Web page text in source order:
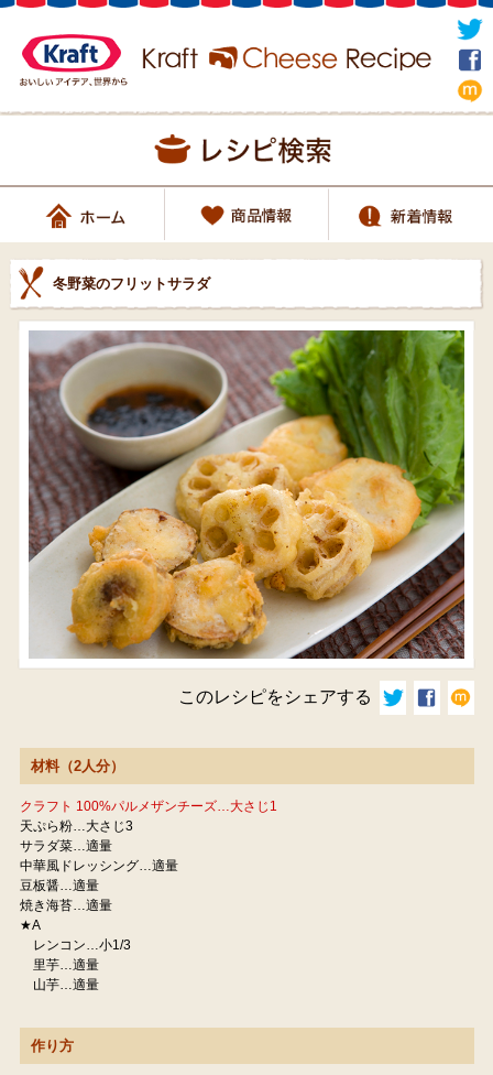
冬野菜のフリットサラダ
このレシピをシェアする
材料（2人分）
クラフト 100%パルメザンチーズ…大さじ1
天ぷら粉…大さじ3
サラダ菜…適量
中華風ドレッシング…適量
豆板醤…適量
焼き海苔…適量
★A
レンコン…小1/3
里芋…適量
山芋…適量
作り方